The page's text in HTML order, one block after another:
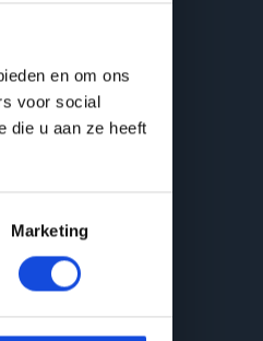
en om ons
voor social
die u aan ze heeft
Marketing